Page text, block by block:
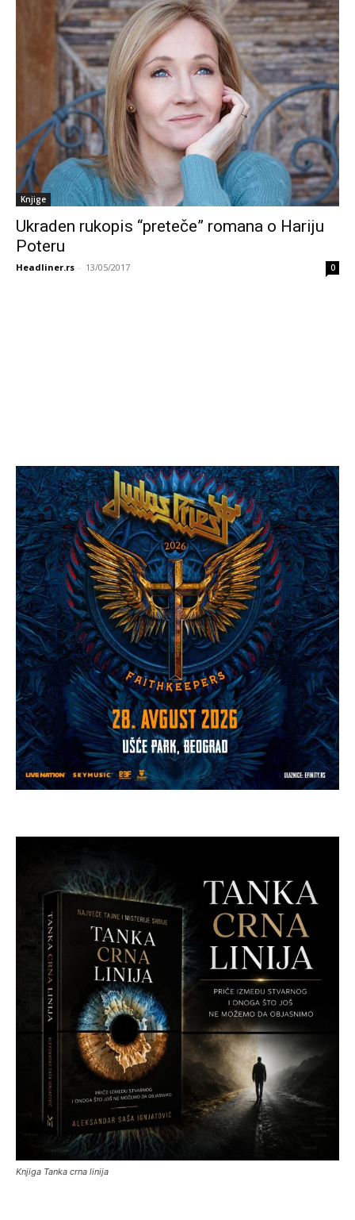
Knjige
Ukraden rukopis “preteče” romana o Hariju
Poteru
Headliner.rs - 13/05/2017 0
Knjiga Tanka crna linija